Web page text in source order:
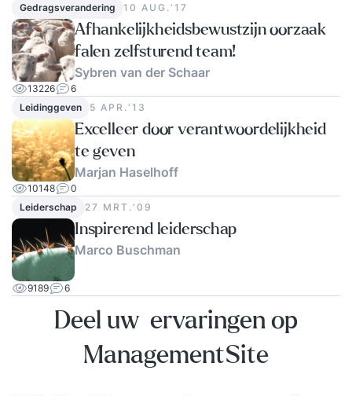
Gedragsverandering
10 AUG.‘17
Afhankelijkheidsbewustzijn oorzaak
falen zelfsturend team!
Sybren van der Schaar
13226
6
Leidinggeven
5 APR.‘13
Excelleer door verantwoordelijkheid
te geven
Marjan Haselhoff
10148
0
Leiderschap
27 MRT.‘09
Inspirerend leiderschap
Marco Buschman
9189 6
Deel uw ervaringen op
ManagementSite